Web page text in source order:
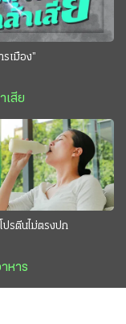
รเมือง”
เสีย
ปรตีนไม่ตรงปก
หาร